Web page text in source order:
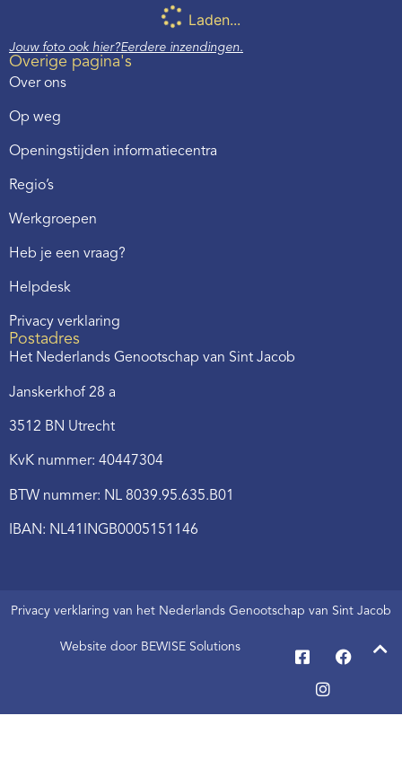
Laden...
Jouw foto ook hier?Eerdere inzendingen.
Overige pagina's
Over ons
Op weg
Openingstijden informatiecentra
Regio’s
Werkgroepen
Heb je een vraag?
Helpdesk
Privacy verklaring
Postadres
Het Nederlands Genootschap van Sint Jacob
Janskerkhof 28 a
3512 BN Utrecht
KvK nummer: 40447304
BTW nummer: NL 8039.95.635.B01
IBAN: NL41INGB0005151146
Privacy verklaring van het Nederlands Genootschap van Sint Jacob
Website door BEWISE Solutions